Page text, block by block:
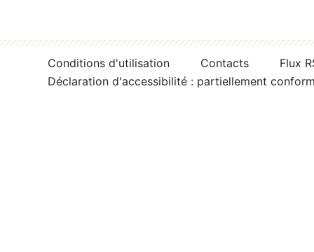
Conditions d'utilisation Contacts
Flux
Déclaration d'accessibilité : partiellement